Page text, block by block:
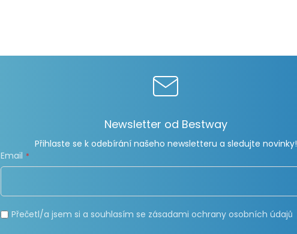
Newsletter od Bestway
Přihlaste se k odebírání našeho newsletteru a sledujte novinky!
Email
Přečetl/a jsem si a souhlasím se zásadami ochrany osobních údajů